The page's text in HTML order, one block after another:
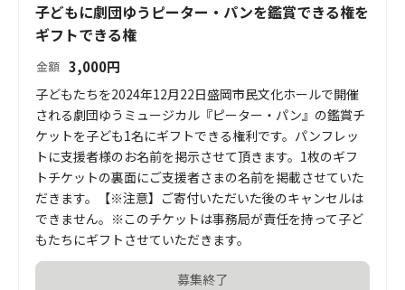
子どもに劇団ゆうピーター・パンを鑑賞できる権を
ギフトできる権
金額 3,000円
子どもたちを2024年12月22日盛岡市民文化ホールで開催
される劇団ゆうミュージカル『ピーター・パン』の鑑賞チ
ケットを子ども1名にギフトできる権利です。パンフレッ
トに支援者様のお名前を掲示させて頂きます。1枚のギフ
トチケットの裏面にご支援者さまの名前を掲載させていた
だきます。【※注意】ご寄付いただいた後のキャンセルは
できません。※このチケットは事務局が責任を持って子ど
もたちにギフトさせていただきます。
募集終了